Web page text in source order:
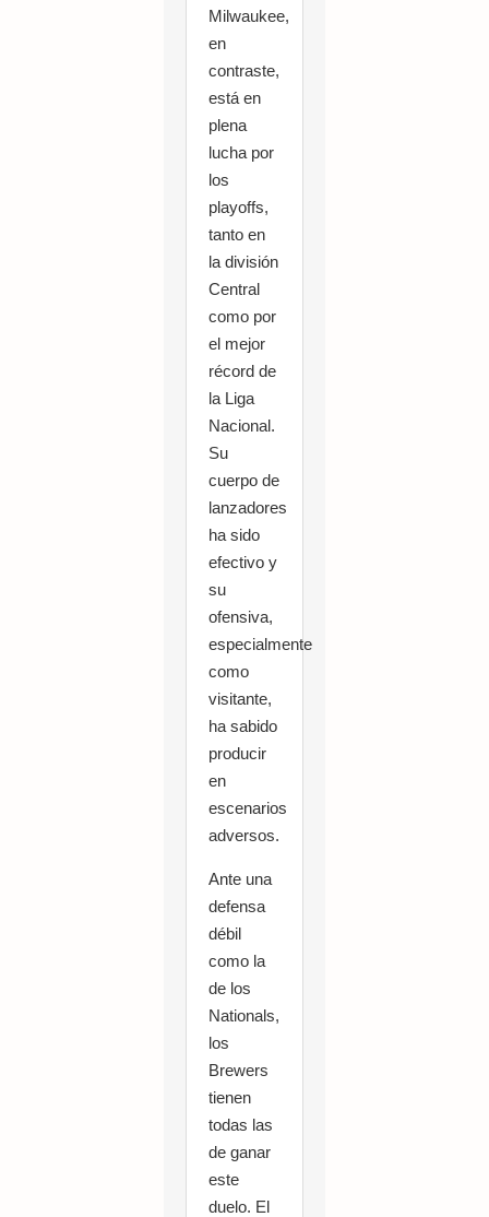
Milwaukee,
en
contraste,
está en
plena
lucha por
los
playoffs,
tanto en
la división
Central
como por
el mejor
récord de
la Liga
Nacional.
Su
cuerpo de
lanzadores
ha sido
efectivo y
su
ofensiva,
especialmente
como
visitante,
ha sabido
producir
en
escenarios
adversos.
Ante una
defensa
débil
como la
de los
Nationals,
los
Brewers
tienen
todas las
de ganar
este
duelo. El